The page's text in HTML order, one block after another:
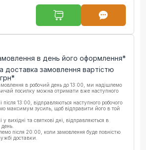
в день його оформлення*
доставка замовлення вартістю
грн*
в робочий день до 13:00, ми надішлемо
посилку можна отримати вже наступного
13:00, відправляються наступного робочого
максимум зусиль, щоб відправити його в той
вихідні та святкові дні, відправляються в
після 20:00, коли замовлення буде повністю
доставки.